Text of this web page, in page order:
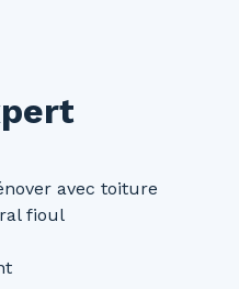
avec toiture
fioul